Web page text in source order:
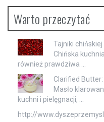
Warto przeczytać
Tajniki
Chińska
również prawdziwa …
Clarified
Masło
kuchni i pielęgnacji, …
http://